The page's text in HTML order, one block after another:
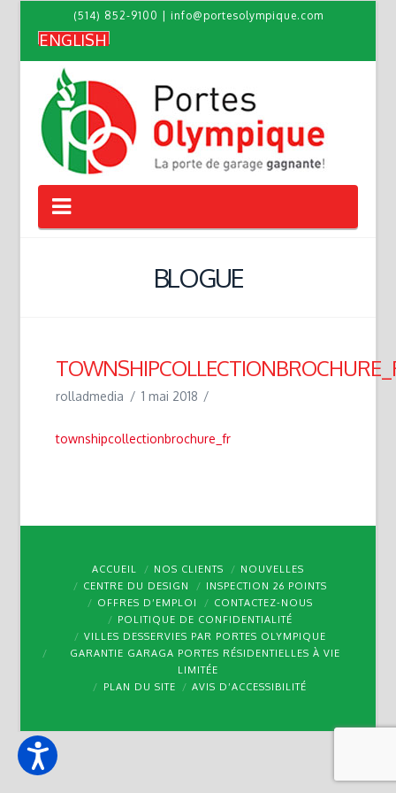
(514) 852-9100 info@portesolympique.com
ENGLISH
Navigation
BLOGUE
rolladmedia 1 mai 2018
townshipcollectionbrochure_fr
ACCUEIL NOS CLIENTS
NOUVELLES
CENTRE DU DESIGN
INSPECTION 26 POINTS
OFFRES D’EMPLOI
CONTACTEZ-NOUS
POLITIQUE DE CONFIDENTIALITÉ
VILLES DESSERVIES PAR PORTES OLYMPIQUE
GARANTIE GARAGA PORTES RÉSIDENTIELLES À VIE
LIMITÉE
PLAN DU SITE
AVIS D’ACCESSIBILITÉ